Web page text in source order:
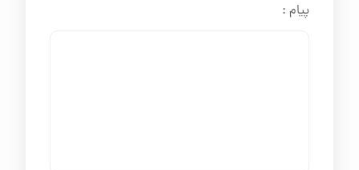
پیام :